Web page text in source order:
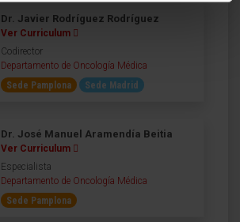
Dr. Javier Rodríguez Rodríguez
Ver Curriculum
Codirector
Departamento de Oncología Médica
Sede Pamplona
Sede Madrid
Dr. José Manuel Aramendía Beitia
Ver Curriculum
Especialista
Departamento de Oncología Médica
Sede Pamplona